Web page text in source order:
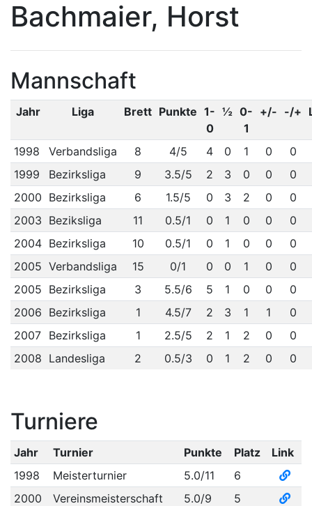
Bachmaier, Horst
Mannschaft
Jahr Liga Brett Punkte 1-
0
½ 0-
1
+/- -/+
1998 Verbandsliga 8 4/5 4 0 1 0
0
1999
Bezirksliga 9 3.5/5 2 3 0 0
0
2000 Bezirksliga 6 1.5/5 0 3 2 0
0
2003 Beziksliga 11 0.5/1 0 1 0 0
0
2004 Bezirksliga 10 0.5/1 0 1 0 0
0
2005 Verbandsliga 15 0/1 0 0 1 0
0
2005 Bezirksliga 3 5.5/6 5 1 0 0
0
2006 Bezirksliga 1 4.5/7 2 3 1 1
0
2007
Bezirksliga 1 2.5/5 2 1 2 0
0
2008 Landesliga 2 0.5/3 0 1 2 0 0
Turniere
Jahr Turnier Punkte Platz
Link
1998
Meisterturnier 5.0/11
6
2000
Vereinsmeisterschaft 5.0/9 5